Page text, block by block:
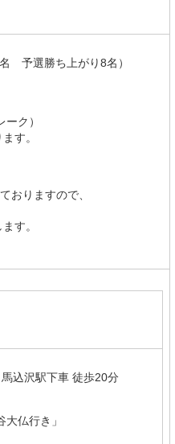
予選勝ち上がり8名）
ク）
す。
おりますので、
す。
込沢駅下車 徒歩20分
仏行き」